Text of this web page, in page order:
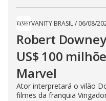
VANITY BRASIL/ 06/08/
Robert
US$ 100
Marvel
Ator interpretará o vilão
filmes da franquia